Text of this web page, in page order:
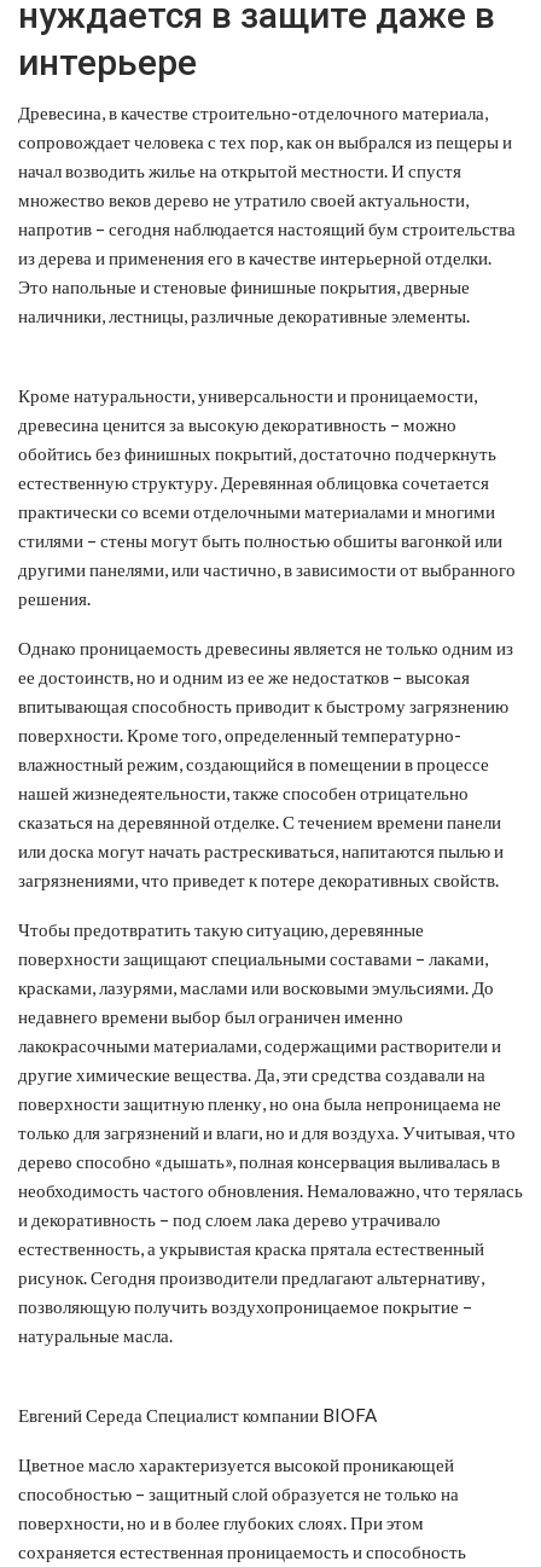
нуждается в защите даже в
интерьере
Древесина, в качестве строительно-отделочного материала,
сопровождает человека с тех пор, как он выбрался из пещеры и
начал возводить жилье на открытой местности. И спустя
множество веков дерево не утратило своей актуальности,
напротив – сегодня наблюдается настоящий бум строительства
из дерева и применения его в качестве интерьерной отделки.
Это напольные и стеновые финишные покрытия, дверные
наличники, лестницы, различные декоративные элементы.
Кроме натуральности, универсальности и проницаемости,
древесина ценится за высокую декоративность – можно
обойтись без финишных покрытий, достаточно подчеркнуть
естественную структуру. Деревянная облицовка сочетается
практически со всеми отделочными материалами и многими
стилями – стены могут быть полностью обшиты вагонкой или
другими панелями, или частично, в зависимости от выбранного
решения.
Однако проницаемость древесины является не только одним из
ее достоинств, но и одним из ее же недостатков – высокая
впитывающая способность приводит к быстрому загрязнению
поверхности. Кроме того, определенный температурно-
влажностный режим, создающийся в помещении в процессе
нашей жизнедеятельности, также способен отрицательно
сказаться на деревянной отделке. С течением времени панели
или доска могут начать растрескиваться, напитаются пылью и
загрязнениями, что приведет к потере декоративных свойств.
Чтобы предотвратить такую ситуацию, деревянные
поверхности защищают специальными составами – лаками,
красками, лазурями, маслами или восковыми эмульсиями. До
недавнего времени выбор был ограничен именно
лакокрасочными материалами, содержащими растворители и
другие химические вещества. Да, эти средства создавали на
поверхности защитную пленку, но она была непроницаема не
только для загрязнений и влаги, но и для воздуха. Учитывая, что
дерево способно «дышать», полная консервация выливалась в
необходимость частого обновления. Немаловажно, что терялась
и декоративность – под слоем лака дерево утрачивало
естественность, а укрывистая краска прятала естественный
рисунок. Сегодня производители предлагают альтернативу,
позволяющую получить воздухопроницаемое покрытие –
натуральные масла.
Евгений Середа Специалист компании BIOFA
Цветное масло характеризуется высокой проникающей
способностью – защитный слой образуется не только на
поверхности, но и в более глубоких слоях. При этом
сохраняется естественная проницаемость и способность